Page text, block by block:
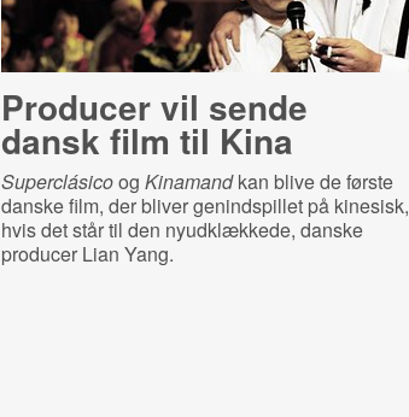
Producer vil sende
dansk film til Kina
Superclásicoog Kinamandkan blive de første
danske film, der bliver genindspillet på kinesisk,
hvis det står til den nyudklækkede, danske
producer Lian Yang.